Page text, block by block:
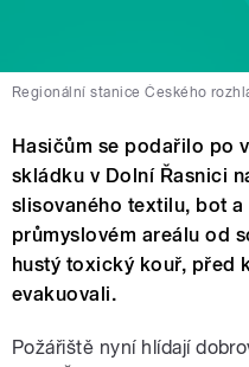
Regionální stanice Českého
Hasičům se podařilo po
skládku v Dolní Řasnici
slisovaného textilu, bot
průmyslovém areálu od
hustý toxický kouř, před
evakuovali.
Požářiště nyní hlídají